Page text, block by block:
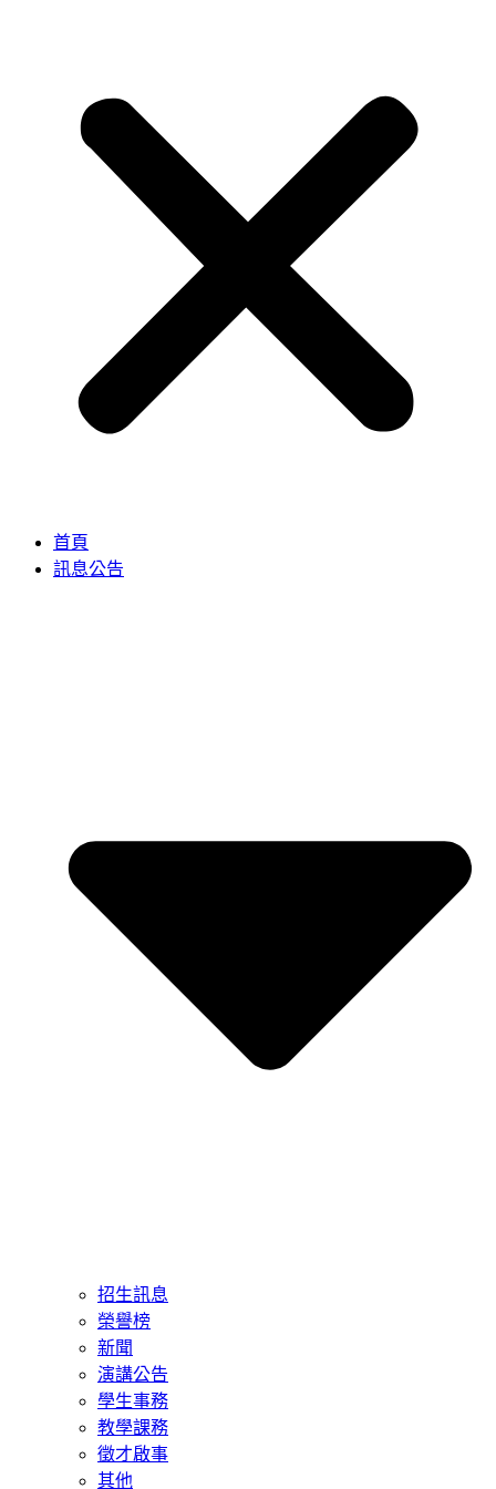
首頁
訊息公告
招生訊息
榮譽榜
新聞
演講公告
學生事務
教學課務
徵才啟事
其他